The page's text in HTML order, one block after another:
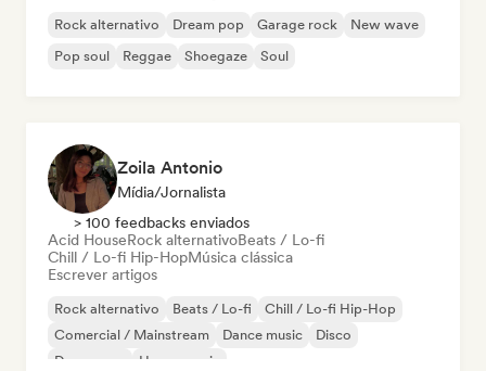
Rock alternativo Dream pop Garage rock
New wave
Pop soul
Reggae Shoegaze Soul
Zoila Antonio
Mídia/Jornalista
> 100 feedbacks enviados
Acid HouseRock alternativoBeats / Lo-fi
Chill / Lo-fi Hip-HopMúsica clássica
Escrever artigos
Rock alternativo Beats / Lo-fi
Chill / Lo-fi Hip-Hop
Comercial / Mainstream
Dance music
Disco
Dream pop
House music